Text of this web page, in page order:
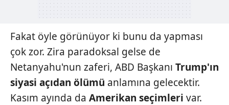
kılınması ve kişiselleştirilmesi ve sizlere yönelik
reklam/pazarlama faaliyetlerinin yapılması, amaçlarıyla
sınırlı olarak açık rızanız dahilinde kullanılacaktır.
Çerezlere ilişkin tercihlerinizi aşağıda yer alan panel
vasıtasıyla belirleyebilirsiniz. Çerezlere ilişkin detaylı bilgi
için Ayarlar butonuna tıklayabilir,Çerez Bilgilendirme
Metnimizi
ziyaret edebilirsiniz.
Fakat öyle görünüyor ki bunu da yapması
çok zor. Zira paradoksal gelse de
Netanyahu'nun zaferi, ABD Başkanı Trump'ın
siyasi açıdan ölümü anlamına gelecektir.
Kasım ayında da Amerikan seçimleri var.